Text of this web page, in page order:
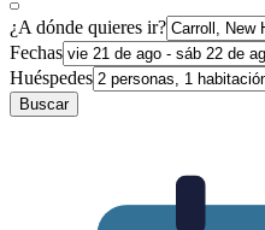
¿A dónde quieres ir?
Fechas
Huéspedes
Buscar